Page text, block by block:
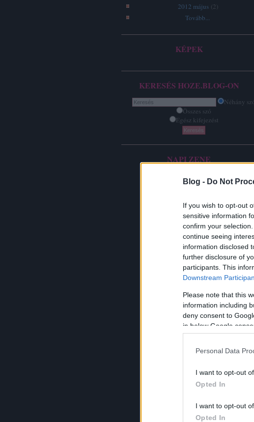
Blog - Do Not
If you wish to opt-out
sensitive information
confirm your
continue seeing
information disclosed
further disclosure of
participants. This
Downstream
Please note that this
information including
deny consent to
in below Google
Personal Data
I want to opt-out
Opted In
I want to opt-out
Opted In
2012 május (2)
Tovább...
KÉPEK
KERESÉS HOZE.BLOG-ON
Néhány
Összes szó
Egész kifejezést
NAPI ZENE